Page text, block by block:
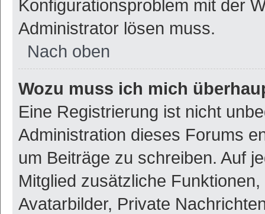
Konfigurationsproblem mit der
Administrator lösen muss.
Nach oben
Wozu muss ich mich
Eine Registrierung ist nicht
Administration dieses Forums
um Beiträge zu schreiben. Auf
Mitglied zusätzliche
Avatarbilder, Private